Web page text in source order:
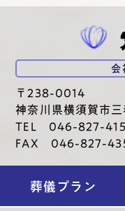
会
〒238-0014
神奈川県横須賀市
TEL 046-827-
FAX 046-827-
葬儀プラン